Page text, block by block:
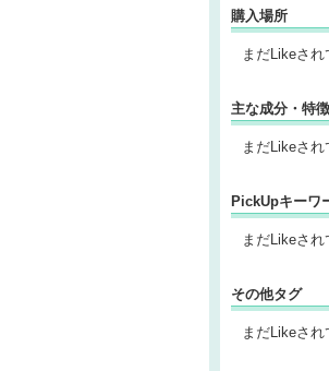
購入場所
まだLikeされ
主な成分・特徴
まだLikeされ
PickUpキーワ
まだLikeされ
その他タグ
まだLikeされ